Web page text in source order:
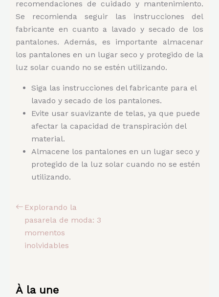
recomendaciones de cuidado y mantenimiento.
Se recomienda seguir las instrucciones del
fabricante en cuanto a lavado y secado de los
pantalones. Además, es importante almacenar
los pantalones en un lugar seco y protegido de la
luz solar cuando no se estén utilizando.
Siga las instrucciones del fabricante para el
lavado y secado de los pantalones.
Evite usar suavizante de telas, ya que puede
afectar la capacidad de transpiración del
material.
Almacene los pantalones en un lugar seco y
protegido de la luz solar cuando no se estén
utilizando.
Explorando la
pasarela de moda: 3
momentos
inolvidables
À la une